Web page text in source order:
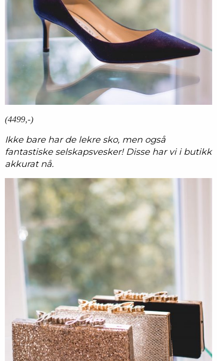
(4499,-)
Ikke bare har de lekre sko, men også
fantastiske selskapsvesker! Disse har vi i butikk
akkurat nå.